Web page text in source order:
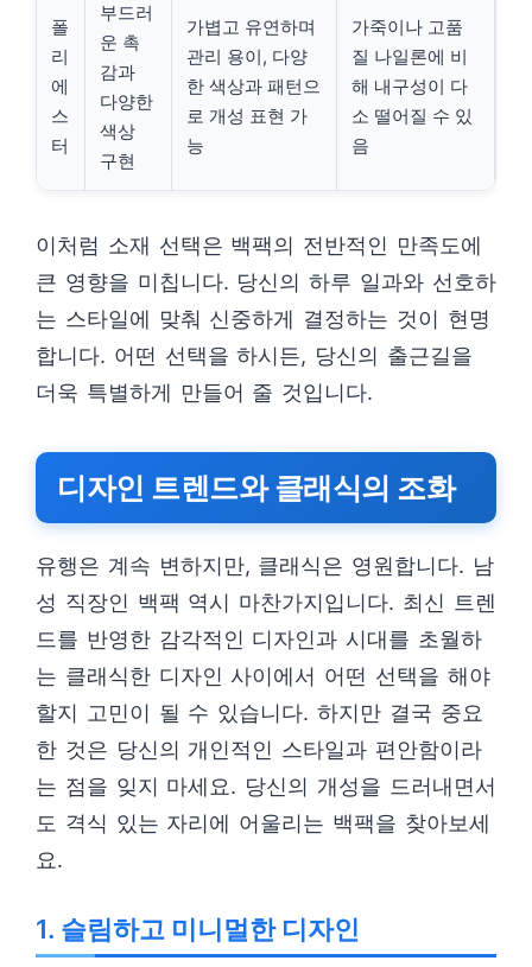
폴
리
에
스
터
부드러
운 촉
감과
다양한
색상
구현
가볍고 유연하며
관리 용이, 다양
한 색상과 패턴으
로 개성 표현 가
능
가죽이나 고품
질 나일론에 비
해 내구성이 다
소 떨어질 수 있
음
이처럼 소재 선택은 백팩의 전반적인 만족도에
큰 영향을 미칩니다. 당신의 하루 일과와 선호하
는 스타일에 맞춰 신중하게 결정하는 것이 현명
합니다. 어떤 선택을 하시든, 당신의 출근길을
더욱 특별하게 만들어 줄 것입니다.
디자인 트렌드와 클래식의 조화
유행은 계속 변하지만, 클래식은 영원합니다. 남
성 직장인 백팩 역시 마찬가지입니다. 최신 트렌
드를 반영한 감각적인 디자인과 시대를 초월하
는 클래식한 디자인 사이에서 어떤 선택을 해야
할지 고민이 될 수 있습니다. 하지만 결국 중요
한 것은 당신의 개인적인 스타일과 편안함이라
는 점을 잊지 마세요. 당신의 개성을 드러내면서
도 격식 있는 자리에 어울리는 백팩을 찾아보세
요.
1. 슬림하고 미니멀한 디자인